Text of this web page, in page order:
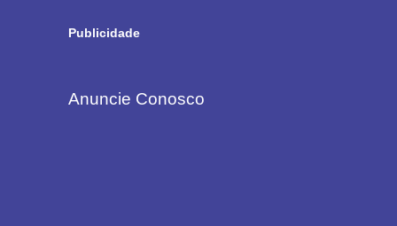
Publicidade
Anuncie Conosco